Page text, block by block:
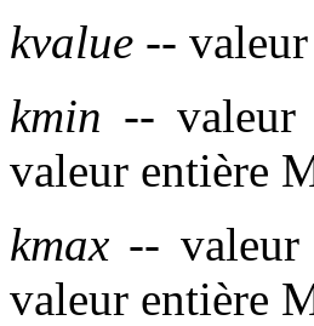
kvalue --
kmin -- valeur
valeur entière
kmax -- valeur
valeur entière